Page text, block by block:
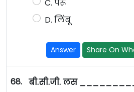
C. पेरू
D. लिंबू
Answer Share On
68. बी.सी.जी. लस